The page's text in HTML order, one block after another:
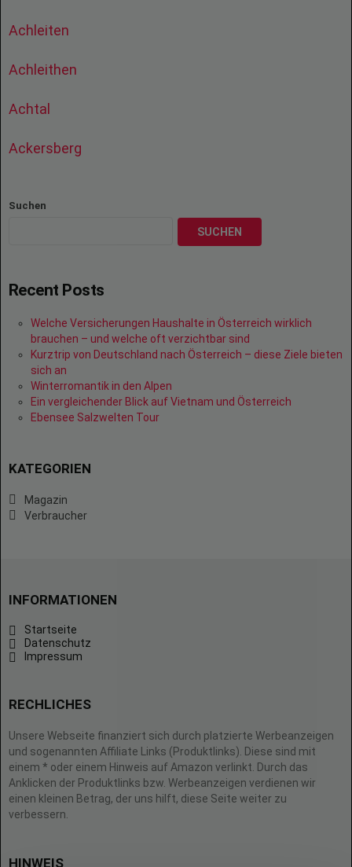
Achleiten
Achleithen
Achtal
Ackersberg
Suchen
SUCHEN
Recent Posts
Welche Versicherungen Haushalte in Österreich wirklich
brauchen – und welche oft verzichtbar sind
Kurztrip von Deutschland nach Österreich – diese Ziele bieten
sich an
Winterromantik in den Alpen
Ein vergleichender Blick auf Vietnam und Österreich
Ebensee Salzwelten Tour
KATEGORIEN
Magazin
Verbraucher
INFORMATIONEN
Startseite
Datenschutz
Impressum
RECHLICHES
Unsere Webseite finanziert sich durch platzierte Werbeanzeigen
und sogenannten Affiliate Links (Produktlinks). Diese sind mit
einem * oder einem Hinweis auf Amazon verlinkt. Durch das
Anklicken der Produktlinks bzw. Werbeanzeigen verdienen wir
einen kleinen Betrag, der uns hilft, diese Seite weiter zu
verbessern.
HINWEIS